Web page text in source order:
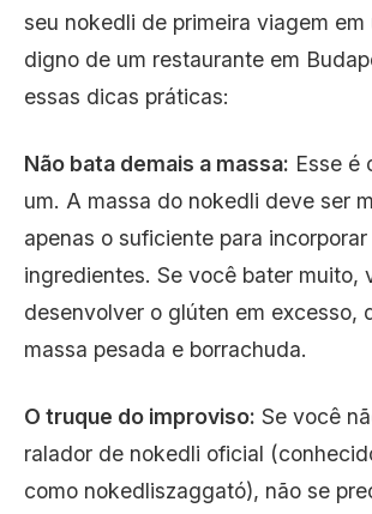
seu nokedli de primeira viagem em
digno de um restaurante em
essas dicas práticas:
Não bata demais a massa: Esse é
um. A massa do nokedli deve ser
apenas o suficiente para incorporar
ingredientes. Se você bater muito,
desenvolver o glúten em excesso,
massa pesada e borrachuda.
O truque do improviso: Se você
ralador de nokedli oficial
como nokedliszaggató), não se